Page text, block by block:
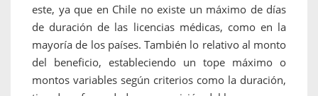
este, ya que en Chile no existe un máximo de días
de duración de las licencias médicas, como en la
mayoría de los países. También lo relativo al monto
del beneficio, estableciendo un tope máximo o
montos variables según criterios como la duración,